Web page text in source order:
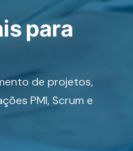
para
de projetos,
PMI, Scrum e